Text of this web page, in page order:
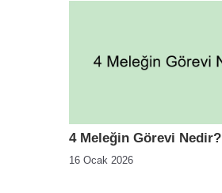
4 Meleğin Görevi Nedir?
16 Ocak 2026